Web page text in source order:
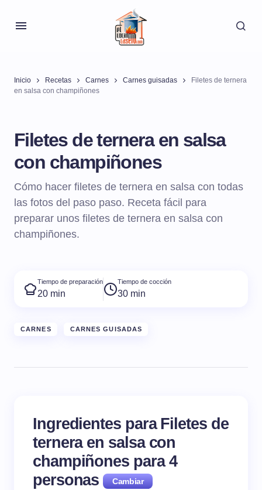
Inicio Recetas Carnes Carnes guisadas
Filetes de ternera
en salsa con champiñones
Filetes de ternera en salsa
con champiñones
Cómo hacer filetes de ternera en salsa con todas
las fotos del paso paso. Receta fácil para
preparar unos filetes de ternera en salsa con
champiñones.
Tiempo de preparación
20 min
Tiempo de cocción
30 min
CARNES CARNES GUISADAS
Ingredientes para Filetes de
ternera en salsa con
champiñones para4
personas